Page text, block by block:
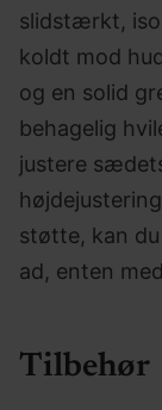
slidstærkt,
koldt mod
og en solid
behagelig
justere
støtte, kan
ad, enten
Tilbehør